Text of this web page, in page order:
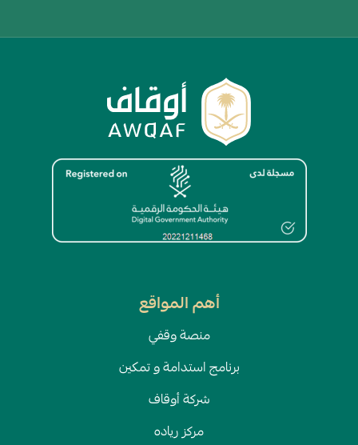
أهم المواقع
منصة وقفي
برنامج استدامة و تمكين
شركة أوقاف
مركز رياده